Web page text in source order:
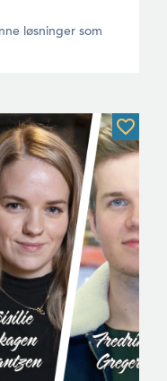
løsninger som